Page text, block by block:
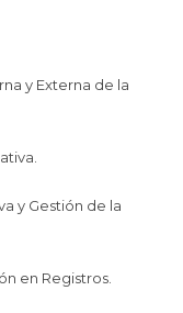
y Externa de la
y Gestión de la
en Registros.